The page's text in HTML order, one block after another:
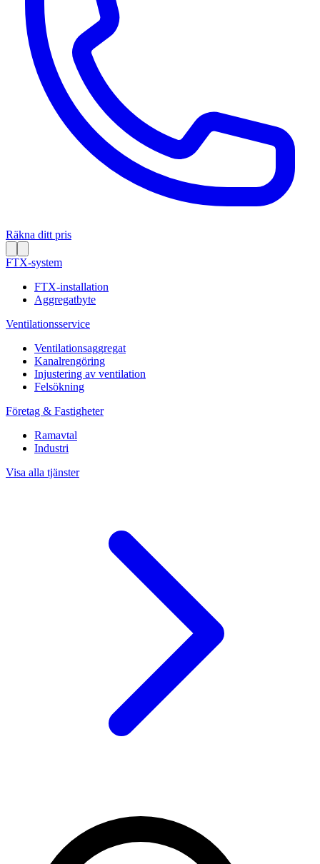
Räkna ditt pris
FTX-system
FTX-installation
Aggregatbyte
Ventilationsservice
Ventilationsaggregat
Kanalrengöring
Injustering av ventilation
Felsökning
Företag & Fastigheter
Ramavtal
Industri
Visa alla tjänster